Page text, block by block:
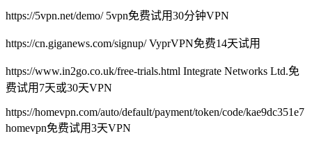
https://5vpn.net/demo/ 5vpn免费试用30分钟VPN
https://cn.giganews.com/signup/ VyprVPN免费14天试用
https://www.in2go.co.uk/free-trials.html Integrate Networks Ltd.免
费试用7天或30天VPN
https://homevpn.com/auto/default/payment/token/code/kae9dc351e7
homevpn免费试用3天VPN